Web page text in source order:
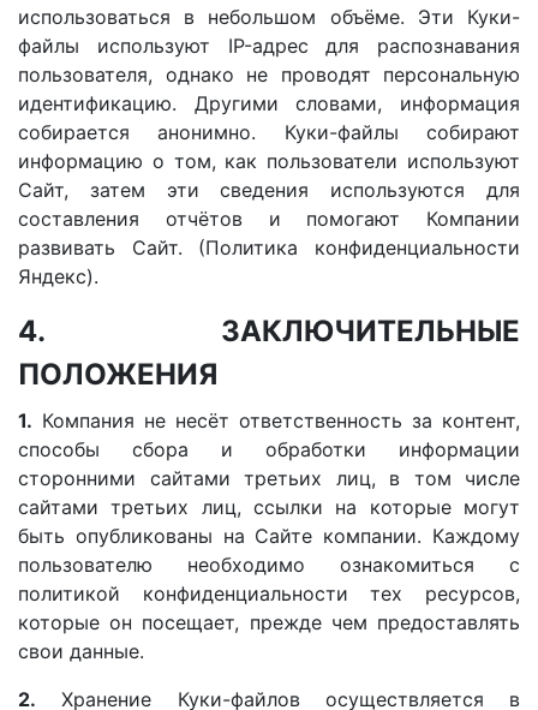
использоваться в небольшом объёме. Эти Куки-
файлы используют IP-адрес для распознавания
пользователя, однако не проводят персональную
идентификацию. Другими словами, информация
собирается анонимно. Куки-файлы собирают
информацию о том, как пользователи используют
Сайт, затем эти сведения используются для
составления отчётов и помогают Компании
развивать Сайт. (Политика конфиденциальности
Яндекс).
4. ЗАКЛЮЧИТЕЛЬНЫЕ
ПОЛОЖЕНИЯ
1. Компания не несёт ответственность за контент,
способы сбора и обработки информации
сторонними сайтами третьих лиц, в том числе
сайтами третьих лиц, ссылки на которые могут
быть опубликованы на Сайте компании. Каждому
пользователю необходимо ознакомиться с
политикой конфиденциальности тех ресурсов,
которые он посещает, прежде чем предоставлять
свои данные.
2. Хранение Куки-файлов осуществляется в